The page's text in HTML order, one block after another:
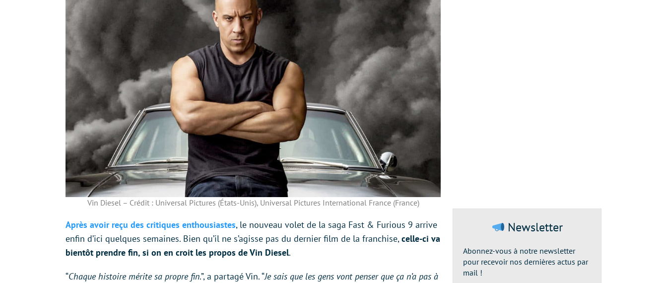
Vin Diesel – Crédit : Universal Pictures (États-Unis), Universal Pictures International France (France)
Après avoir reçu des critiques enthousiastes, le nouveau volet de la saga Fast & Furious 9 arrive
enfin d’ici quelques semaines. Bien qu’il ne s’agisse pas du dernier film de la franchise,celle-ci va
bientôt prendre fin, si on en croit les propos de Vin Diesel.
“Chaque histoire mérite sa propre fin.”, a partagé Vin. “Je sais que les gens vont penser que ça n’a pas à
Newsletter
Abonnez-vous à notre newsletter
pour recevoir nos dernières actus par
mail !